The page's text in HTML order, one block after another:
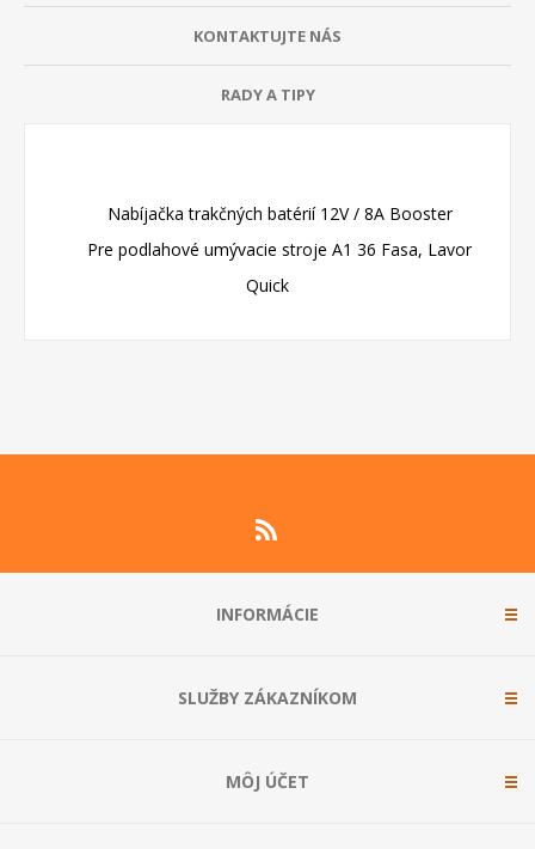
KONTAKTUJTE NÁS
RADY A TIPY
Nabíjačka trakčných batérií 12V / 8A Booster
Pre podlahové umývacie stroje A1 36 Fasa, Lavor
Quick
INFORMÁCIE
SLUŽBY ZÁKAZNÍKOM
MÔJ ÚČET